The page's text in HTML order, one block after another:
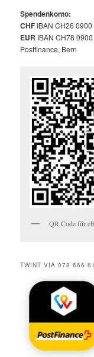
Spendenkonto:
CHF IBAN CH26
EUR IBAN CH78
Postfinance, Bern
QR Code für
TWINT VIA 078 666